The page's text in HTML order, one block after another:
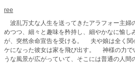
れる。 ⸻ 目覚めたとき、そこは鉄の檻の中だった。 それでもリョウは見て
ree
波乱万丈な人生を送ってきたアラフォー主婦の檜山梨沙。
めつつ、細々と趣味を矜持し、細やかなに愉し
が、突然余命宣告を受ける。 夫や娘は全く関
ケになった彼女は家を飛び出す。 神様の力でいつの間にか目の前に中世のよ
うな風景が広がっていて、そこには普通の人間